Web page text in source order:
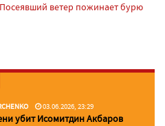
Посеявший ветер пожинает бурю
03.06.2026, 23:29
убит Исомитдин Акбаров